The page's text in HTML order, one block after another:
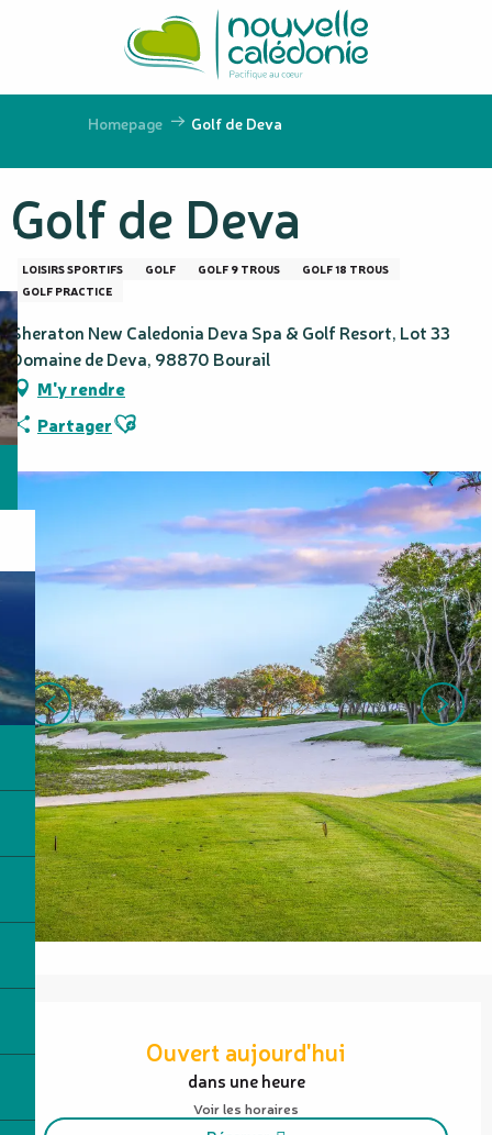
principal
Homepage Golf de Deva
Golf de Deva
LOISIRS SPORTIFS GOLF GOLF 9 TROUS
GOLF 18 TROUS
GOLF PRACTICE
Sheraton New Caledonia Deva Spa & Golf Resort, Lot 33
Domaine de Deva, 98870 Bourail
M'y rendre
PartagerAjouter aux favoris
Ouvert aujourd'hui
dans une heure
Voir les horaires